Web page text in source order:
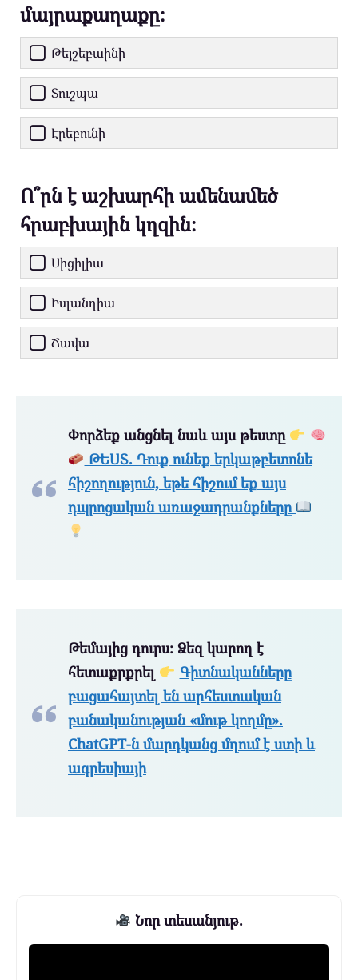
մայրաքաղաքը։
Թեյշեբաինի
Տուշպա
Էրեբունի
Ո՞րն է աշխարհի ամենամեծ
հրաբխային կղզին։
Սիցիլիա
Իսլանդիա
Ճավա
Փորձեք անցնել նաև այս թեստը
ԹԵՍՏ. Դուք ունեք երկաթբետոնե
հիշողություն, եթե հիշում եք այս
դպրոցական առաջադրանքները
Թեմայից դուրս։ Ձեզ կարող է
հետաքրքրել
Գիտնականները
բացահայտել են արհեստական
բանականության «մութ կողմը».
ChatGPT-ն մարդկանց մղում է ստի և
ագրեսիայի
Նոր տեսանյութ.